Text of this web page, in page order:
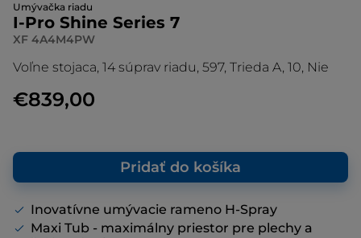
Umývačka riadu
I-Pro Shine Series 7
XF 4A4M4PW
Voľne stojaca, 14 súprav riadu, 597, Trieda A, 10, Nie
€839,00
Pridať do košíka
Inovatívne umývacie rameno H-Spray
Maxi Tub - maximálny priestor pre plechy a